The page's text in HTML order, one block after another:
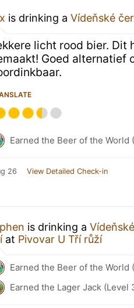
is drinking a Vídeňské
licht rood bier. Dit
Goed alternatief
Earned the Beer of the World
26 View Detailed Check-in
is drinking a
at Pivovar U Tří růží
Earned the Beer of the World
Earned the Lager Jack (Level